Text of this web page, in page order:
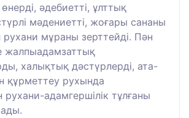
әдебиетті, ұлттық
мәдениетті, жоғары сананы
рухани мұраны зерттейді. Пән
жалпыадамзаттық
халықтық дәстүрлерді, ата-
құрметтеу рухында
рухани-адамгершілік тұлғаны